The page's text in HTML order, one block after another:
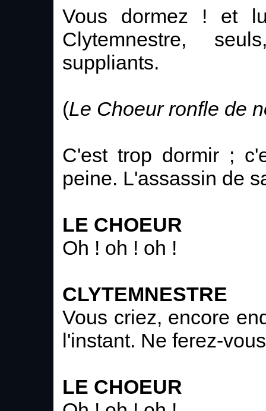
Vous dormez ! et
Clytemnestre,
suppliants.
(Le Choeur ronfle de
C'est trop dormir ;
peine. L'assassin de
LE CHOEUR
Oh ! oh ! oh !
CLYTEMNESTRE
Vous criez, encore
l'instant. Ne ferez-
LE CHOEUR